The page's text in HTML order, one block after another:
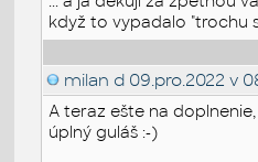
když to vypadalo "trochu
milan d 09.pro.2022 v
A teraz ešte na
úplný guláš :-)